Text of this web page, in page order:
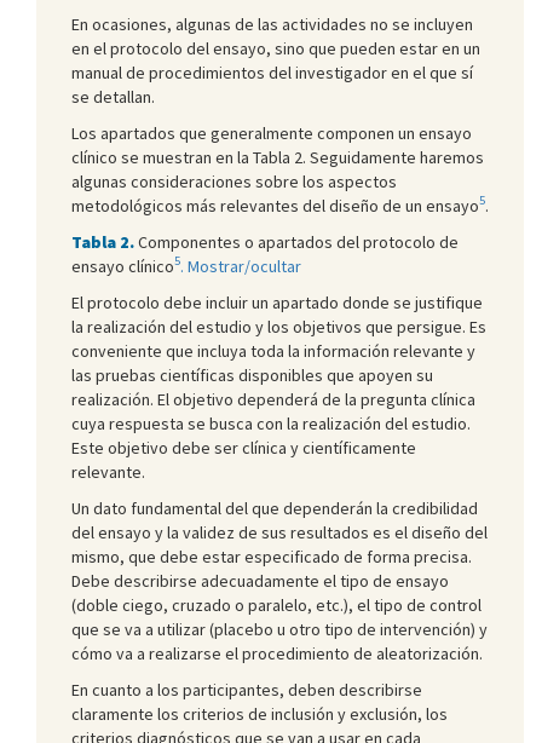
En ocasiones, algunas de las actividades no se incluyen
en el protocolo del ensayo, sino que pueden estar en un
manual de procedimientos del investigador en el que sí
se detallan.
Los apartados que generalmente componen un ensayo
clínico se muestran en la Tabla 2. Seguidamente haremos
algunas consideraciones sobre los aspectos
metodológicos más relevantes del diseño de un ensayo5.
Tabla 2.Componentes o apartados del protocolo de
ensayo clínico5. Mostrar/ocultar
El protocolo debe incluir un apartado donde se justifique
la realización del estudio y los objetivos que persigue. Es
conveniente que incluya toda la información relevante y
las pruebas científicas disponibles que apoyen su
realización. El objetivo dependerá de la pregunta clínica
cuya respuesta se busca con la realización del estudio.
Este objetivo debe ser clínica y científicamente
relevante.
Un dato fundamental del que dependerán la credibilidad
del ensayo y la validez de sus resultados es el diseño del
mismo, que debe estar especificado de forma precisa.
Debe describirse adecuadamente el tipo de ensayo
(doble ciego, cruzado o paralelo, etc.), el tipo de control
que se va a utilizar (placebo u otro tipo de intervención) y
cómo va a realizarse el procedimiento de aleatorización.
En cuanto a los participantes, deben describirse
claramente los criterios de inclusión y exclusión, los
criterios diagnósticos que se van a usar en cada